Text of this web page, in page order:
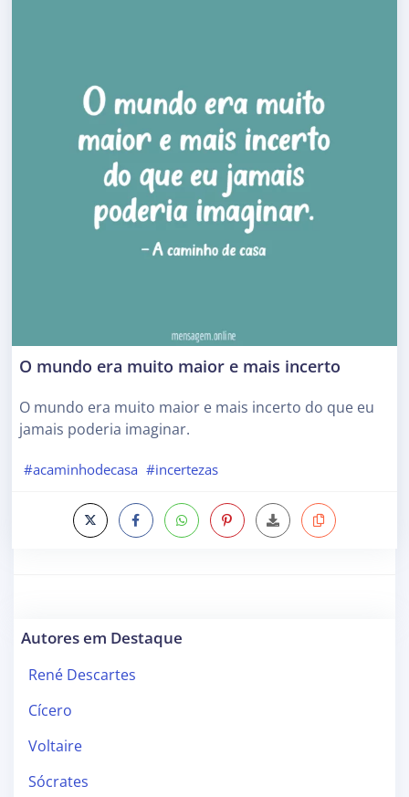
O mundo era muito maior e mais incerto
O mundo era muito maior e mais incerto do que eu
jamais poderia imaginar.
#acaminhodecasa #incertezas
Autores em Destaque
René Descartes
Cícero
Voltaire
Sócrates